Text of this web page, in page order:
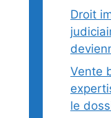
Droit
Vente
le